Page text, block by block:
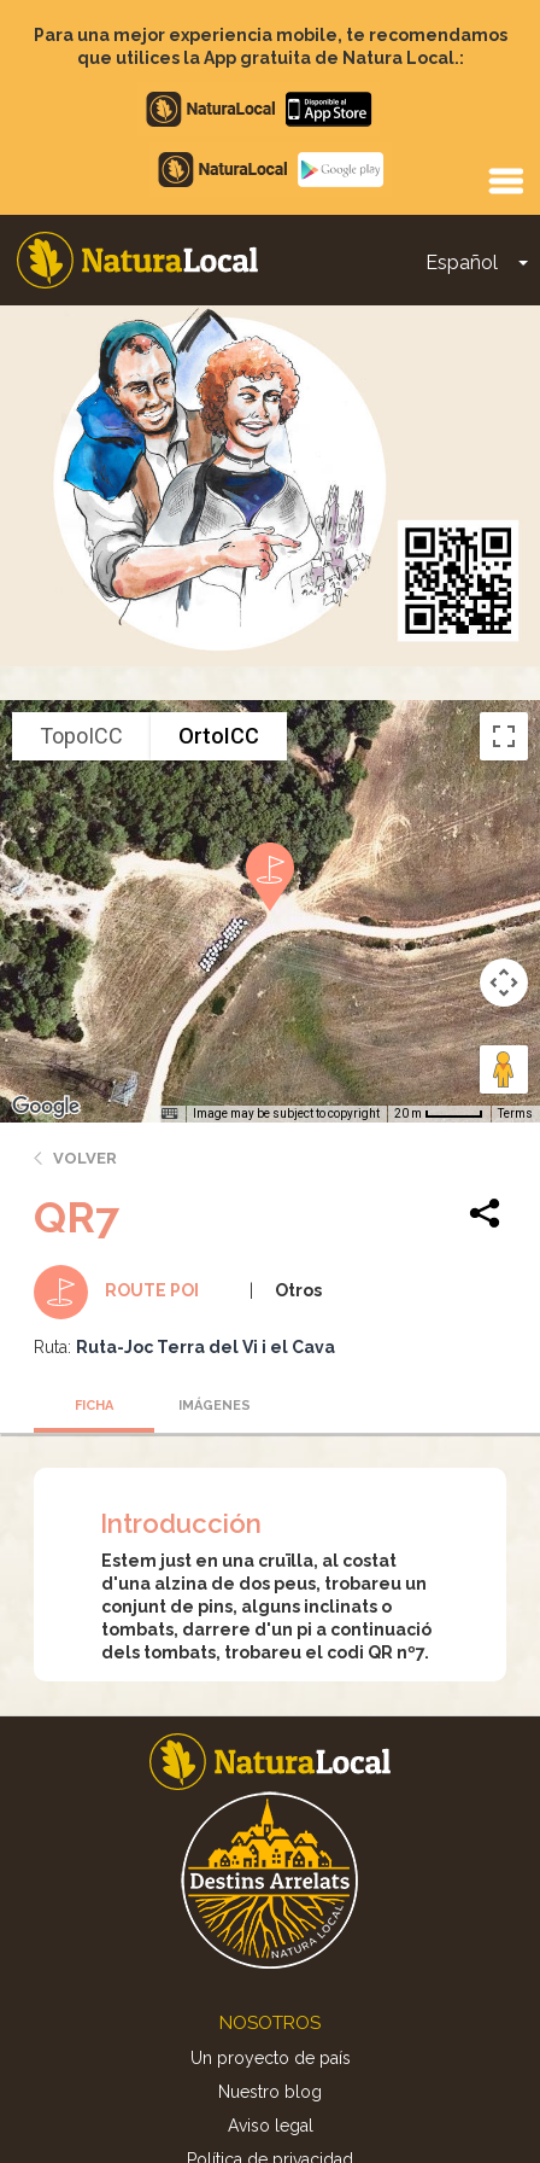
contenido
Para una mejor experiencia mobile, te recomendamos
que utilices la App gratuita de Natura Local.:
Apple
store
Google
Play
Español
Main
navigation
TopoICC OrtoICC
Image may be subject to copyright 20 m Terms
VOLVER
QR7
ROUTE POI Otros
Ruta: Ruta-Joc Terra del Vi i el Cava
FICHA IMÁGENES
Introducción
Estem just en una cruïlla, al costat
d'una alzina de dos peus, trobareu un
conjunt de pins, alguns inclinats o
tombats, darrere d'un pi a continuació
dels tombats, trobareu el codi QR nº7.
NOSOTROS
Un proyecto de país
Nuestro blog
Aviso legal
Política de privacidad